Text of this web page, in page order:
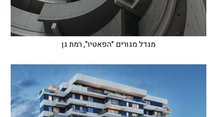
מגדל מגורים "הפאטיו", רמת גן